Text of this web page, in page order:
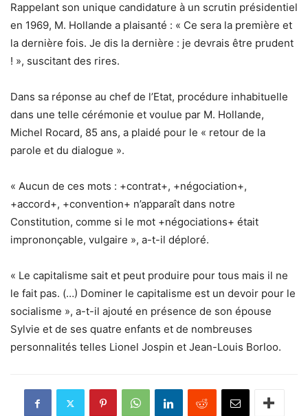
Rappelant son unique candidature à un scrutin présidentiel
en 1969, M. Hollande a plaisanté : « Ce sera la première et
la dernière fois. Je dis la dernière : je devrais être prudent
! », suscitant des rires.
Dans sa réponse au chef de l’Etat, procédure inhabituelle
dans une telle cérémonie et voulue par M. Hollande,
Michel Rocard, 85 ans, a plaidé pour le « retour de la
parole et du dialogue ».
« Aucun de ces mots : +contrat+, +négociation+,
+accord+, +convention+ n’apparaît dans notre
Constitution, comme si le mot +négociations+ était
imprononçable, vulgaire », a-t-il déploré.
« Le capitalisme sait et peut produire pour tous mais il ne
le fait pas. (…) Dominer le capitalisme est un devoir pour le
socialisme », a-t-il ajouté en présence de son épouse
Sylvie et de ses quatre enfants et de nombreuses
personnalités telles Lionel Jospin et Jean-Louis Borloo.